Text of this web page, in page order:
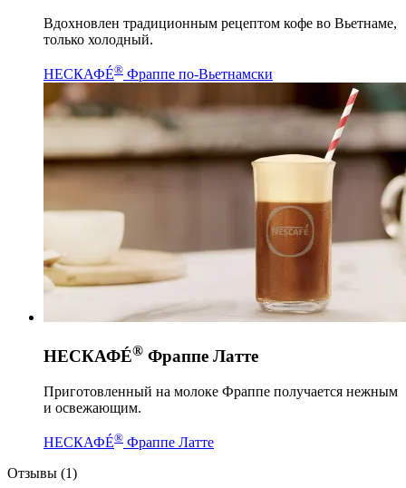
Вдохновлен традиционным рецептом кофе во Вьетнаме,
только холодный.​
НЕСКАФÉ® Фраппе по-Вьетнамски
НЕСКАФÉ® Фраппе Латте
Приготовленный на молоке Фраппе получается нежным
и освежающим.
НЕСКАФÉ® Фраппе Латте
Отзывы (1)